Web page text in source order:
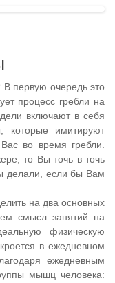
очередь это
процесс гребли на
включают в себя
которые имитируют
во время гребли.
то Вы точь в точь
делали, если бы Вам
на два основных
смысл занятий на
физическую
в ежедневном
ежедневным
мышц человека: